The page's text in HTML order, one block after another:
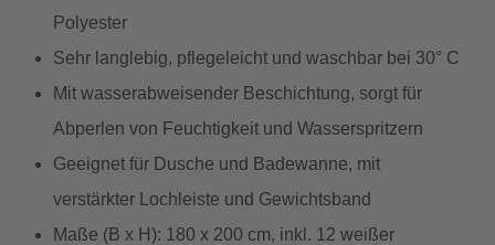
Polyester
Sehr langlebig, pflegeleicht und waschbar bei 30° C
Mit wasserabweisender Beschichtung, sorgt für
Abperlen von Feuchtigkeit und Wasserspritzern
Geeignet für Dusche und Badewanne, mit
verstärkter Lochleiste und Gewichtsband
Maße (B x H): 180 x 200 cm, inkl. 12 weißer